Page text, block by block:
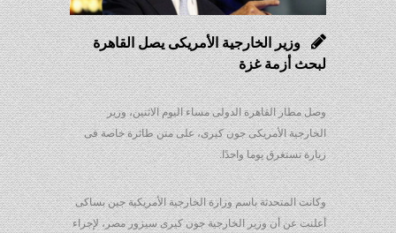
وزير الخارجية الأمريكى يصل القاهرة
لبحث أزمة غزة
وصل مطار القاهرة الدولى مساء اليوم الاثنين، وزير
الخارجية الأمريكى جون كيرى، على متن طائرة خاصة فى
زيارة تستغرق يوما واحدًا.
وكانت المتحدثة باسم وزارة الخارجية الأمريكية جين بساكى
أعلنت عن أن وزير الخارجية جون كيرى سيزور مصر، لإجراء